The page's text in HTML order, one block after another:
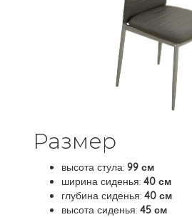
Размер
высота стула: 99 см
ширина сиденья: 40 см
глубина сиденья: 40 см
высота сиденья: 45 см